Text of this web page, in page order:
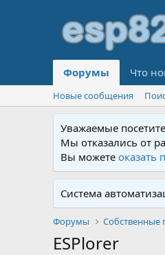
Форумы Что
Новые сообщения
Уважаемые
Мы отказались от
Вы можетеоказать
Система
Форумы Собственные
ESPlorer